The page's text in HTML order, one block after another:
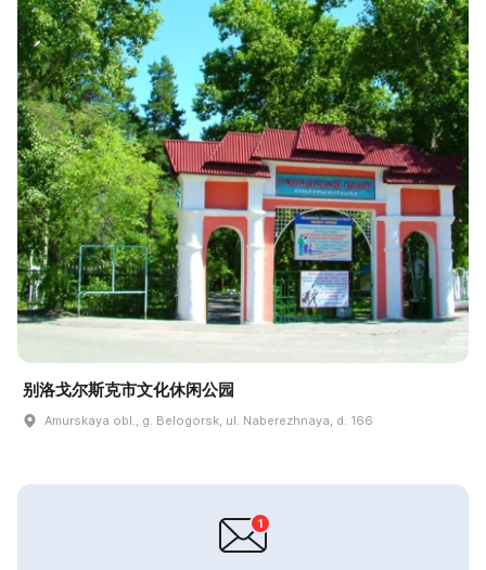
别洛戈尔斯克市文化休闲公园
Amurskaya obl., g. Belogorsk, ul. Naberezhnaya, d. 166